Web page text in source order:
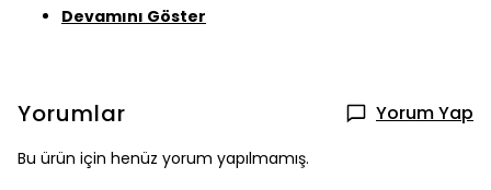
Devamını Göster
Yorumlar Yorum Yap
Bu ürün için henüz yorum yapılmamış.